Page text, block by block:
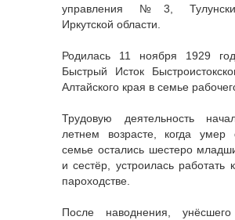
управления №3,
Иркутской области.
Родилась 11 ноября 1929
Быстрый Исток
Алтайского края в семье
Трудовую деятельность
летнем возрасте, когда
семье остались шестеро
и сестёр, устроилась работать
пароходстве.
После наводнения,